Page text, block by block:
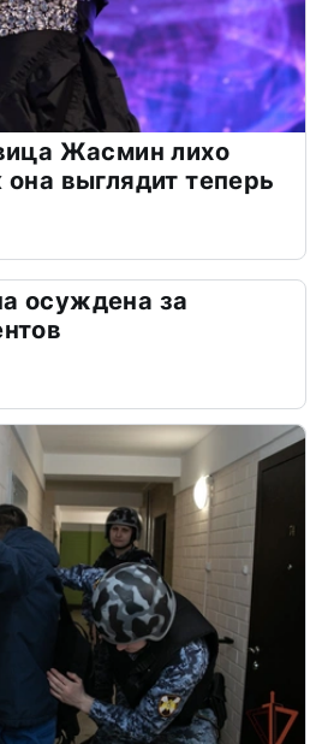
Жасмин лихо
выглядит теперь
осуждена за